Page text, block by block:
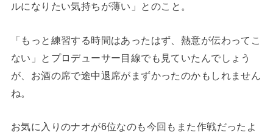
ルになりたい気持ちが薄い」 とのこと。
「もっと練習する時間はあったはず、熱意が伝わってこ
ない」とプロデューサー目線でも見ていたんでしょう
が、お酒の席で途中退席がまずかったのかもしれません
ね。
お気に入りのナオが6位なのも今回もまた作戦だったよ